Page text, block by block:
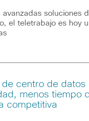
avanzadas soluciones
el teletrabajo es hoy
de centro de datos
menos tiempo
competitiva